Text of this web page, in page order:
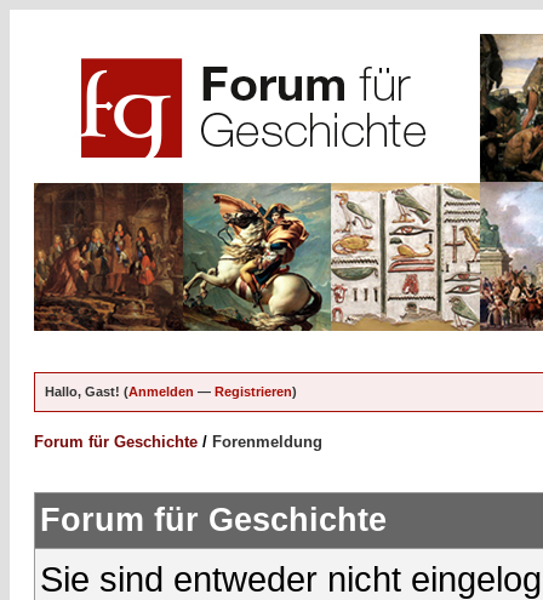
Hallo, Gast! (Anmelden — Registrieren)
Forum für Geschichte / Forenmeldung
Forum für Geschichte
Sie sind entweder nicht